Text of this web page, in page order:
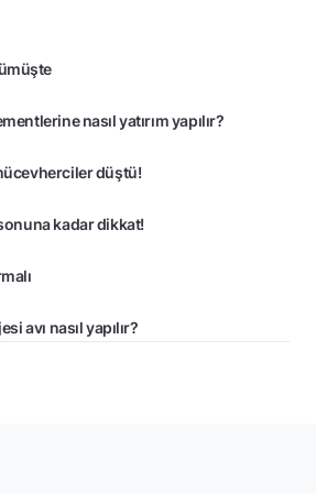
nasıl yatırım yapılır?
düştü!
kadar dikkat!
avı nasıl yapılır?